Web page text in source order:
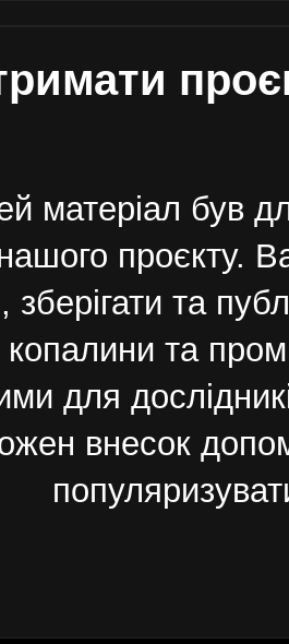
матеріал був
проєкту.
зберігати та
копалини та
для
внесок